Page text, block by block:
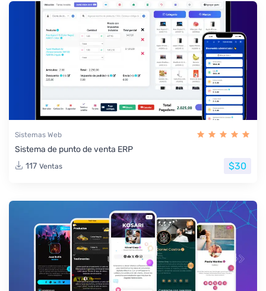
Sistemas Web
Sistema de punto de venta ERP
117 Ventas $30